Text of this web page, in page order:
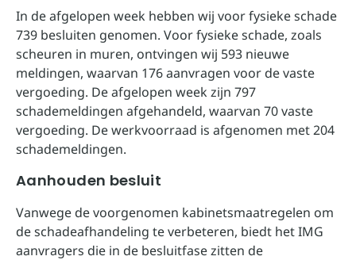
In de afgelopen week hebben wij voor fysieke schade
739 besluiten genomen. Voor fysieke schade, zoals
scheuren in muren, ontvingen wij 593 nieuwe
meldingen, waarvan 176 aanvragen voor de vaste
vergoeding. De afgelopen week zijn 797
schademeldingen afgehandeld, waarvan 70 vaste
vergoeding. De werkvoorraad is afgenomen met 204
schademeldingen.
Aanhouden besluit
Vanwege de voorgenomen kabinetsmaatregelen om
de schadeafhandeling te verbeteren, biedt het IMG
aanvragers die in de besluitfase zitten de